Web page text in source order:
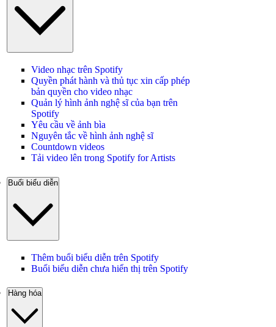
Video nhạc trên Spotify
Quyền phát hành và thủ tục xin cấp phép
bản quyền cho video nhạc
Quản lý hình ảnh nghệ sĩ của bạn trên
Spotify
Yêu cầu về ảnh bìa
Nguyên tắc về hình ảnh nghệ sĩ
Countdown videos
Tải video lên trong Spotify for Artists
Buổi biểu diễn
Thêm buổi biểu diễn trên Spotify
Buổi biểu diễn chưa hiển thị trên Spotify
Hàng hóa